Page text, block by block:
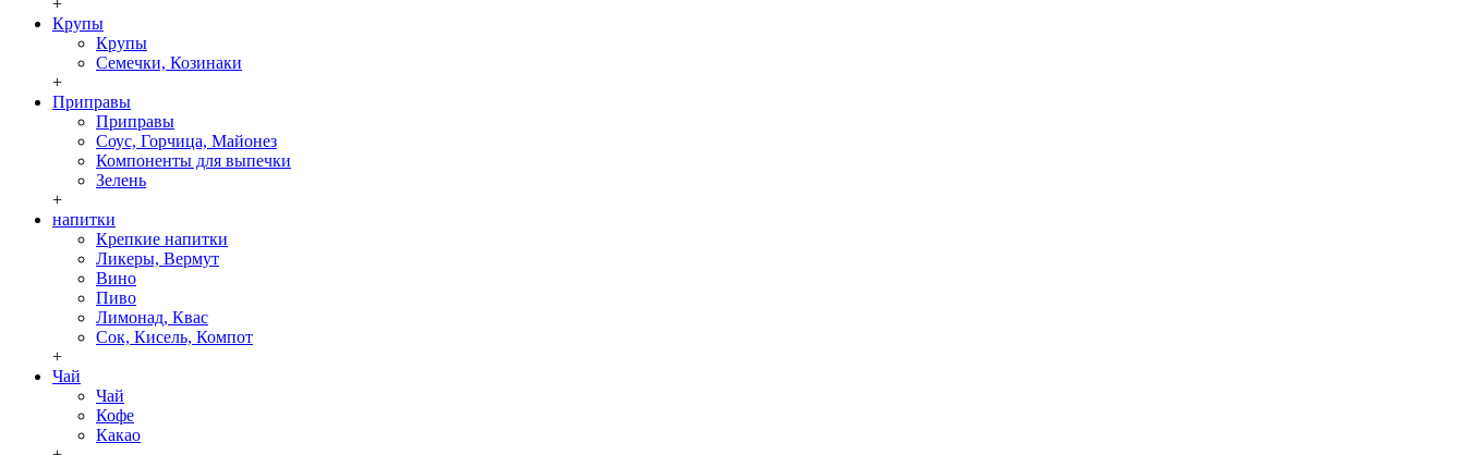
+
Крупы
Крупы
Семечки, Козинаки
+
Приправы
Приправы
Соус, Горчица, Майонез
Компоненты для выпечки
Зелень
+
напитки
Крепкие напитки
Ликеры, Вермут
Вино
Пиво
Лимонад, Квас
Сок, Кисель, Компот
+
Чай
Чай
Кофе
Какао